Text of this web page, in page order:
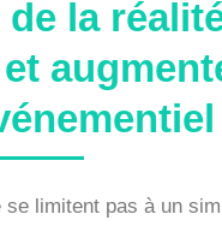
de la
se limitent pas à un